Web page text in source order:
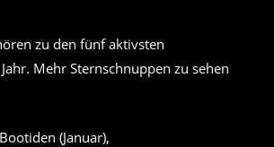
zu den fünf aktivsten
Mehr Sternschnuppen zu sehen
(Januar),